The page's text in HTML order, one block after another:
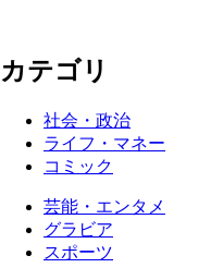
カテゴリ
社会・政治
ライフ・マネー
コミック
芸能・エンタメ
グラビア
スポーツ